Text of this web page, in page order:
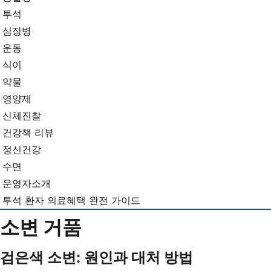
기...
뉴
투석
심장병
운동
식이
약물
영양제
신체진찰
건강책 리뷰
정신건강
수면
운영자소개
투석 환자 의료혜택 완전 가이드
소변 거품
검은색 소변: 원인과 대처 방법